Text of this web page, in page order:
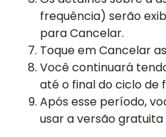
GUIAS E
ESQUECI
ENTRE EM
frequência) serão
para Cancelar.
Toque em Cancelar
Você continuará
até o final do ciclo de
Após esse período,
usar a versão